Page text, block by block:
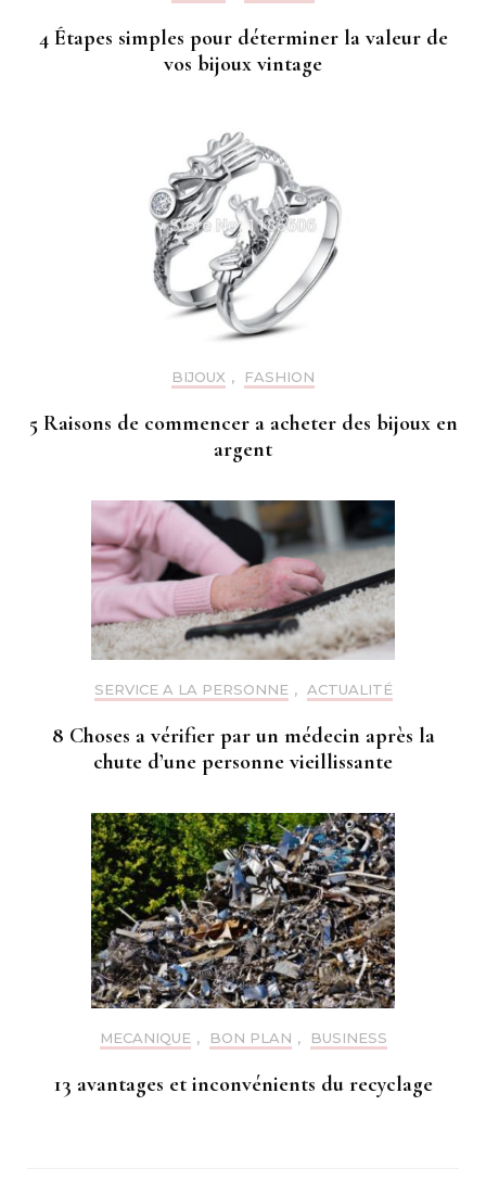
4 Étapes simples pour déterminer la valeur de
vos bijoux vintage
BIJOUX , FASHION
5 Raisons de commencer a acheter des bijoux en
argent
SERVICE A LA PERSONNE , ACTUALITÉ
8 Choses a vérifier par un médecin après la
chute d’une personne vieillissante
MECANIQUE , BON PLAN , BUSINESS
13 avantages et inconvénients du recyclage